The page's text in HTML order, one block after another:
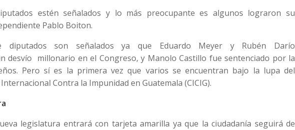
estén señalados y lo más preocupante es algunos lograron su
Pablo Boiton.
son señalados ya que Eduardo Meyer y Rubén Darío
desvío millonario en el Congreso, y Manolo Castillo fue sentenciado por la
Pero sí es la primera vez que varios se encuentran bajo la lupa del
Contra la Impunidad en Guatemala (CICIG).
legislatura entrará con tarjeta amarilla ya que la ciudadanía seguirá de